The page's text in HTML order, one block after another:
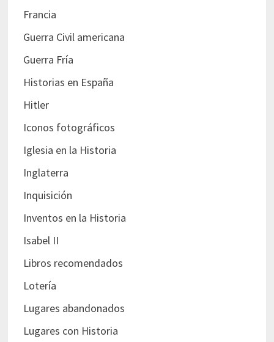
Francia
Guerra Civil americana
Guerra Fría
Historias en España
Hitler
Iconos fotográficos
Iglesia en la Historia
Inglaterra
Inquisición
Inventos en la Historia
Isabel II
Libros recomendados
Lotería
Lugares abandonados
Lugares con Historia